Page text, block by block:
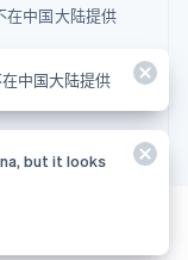
在中国大陆提供
中国大陆提供
but it looks